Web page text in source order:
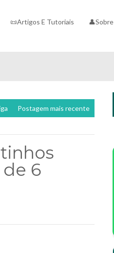
📜Artigos E Tutoriais 👤Sobre
Postagem mais recente
6